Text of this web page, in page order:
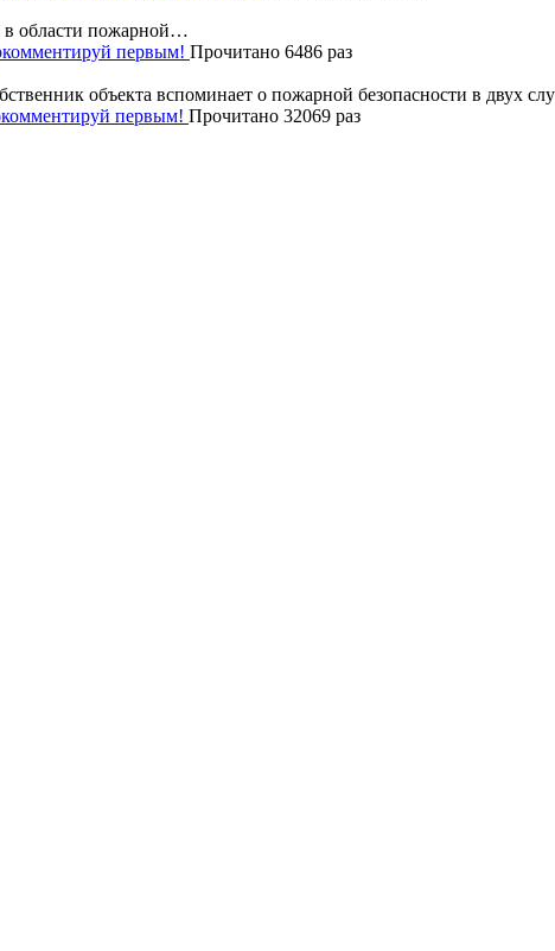
в области пожарной…
первым! Прочитано 6486 раз
объекта вспоминает о пожарной безопасности в двух
первым! Прочитано 32069 раз